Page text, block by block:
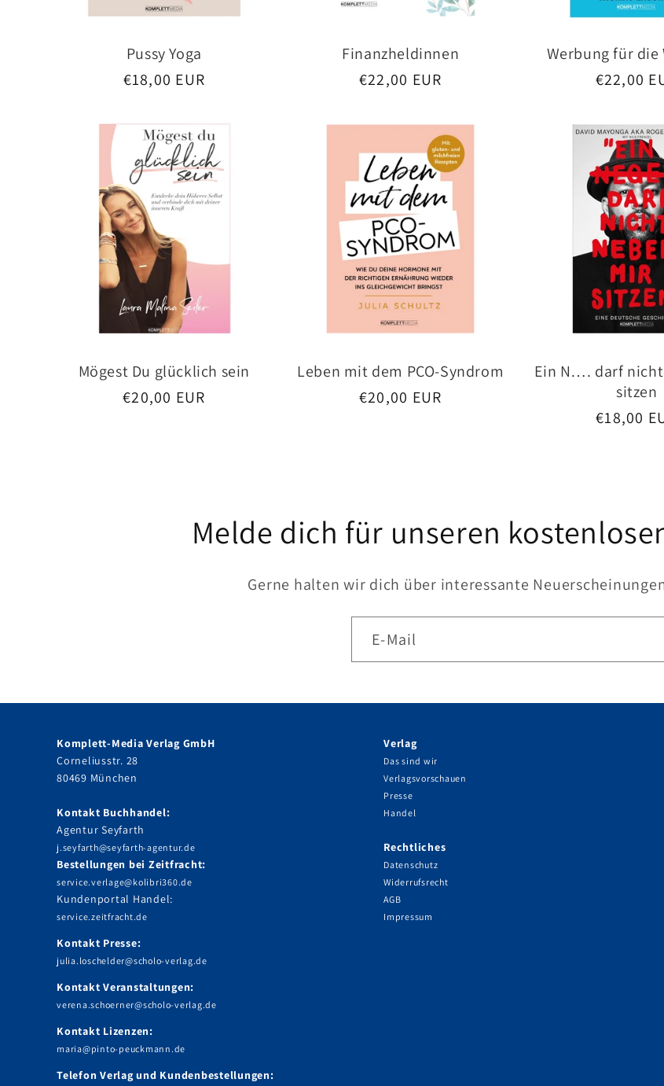
Pussy Yoga
Normaler
€18,00 EUR
Finanzheldinnen
Normaler
€22,00 EUR
Werbung für die
€22,00
Mögest Du glücklich sein
Normaler
€20,00 EUR
Leben mit dem PCO-Syndrom
Normaler
€20,00 EUR
Ein N…. darf
sitzen
€18,00
Melde dich für unseren
Gerne halten wir dich über interessante
E-Mail
Komplett-Media Verlag GmbH
Corneliusstr. 28
80469 München
Kontakt Buchhandel:
Agentur Seyfarth
j.seyfarth@seyfarth-agentur.de
Bestellungen bei Zeitfracht:
service.verlage@kolibri360.de
Kundenportal Handel:
service.zeitfracht.de
Kontakt Presse:
julia.loschelder@scholo-verlag.de
Kontakt Veranstaltungen:
verena.schoerner@scholo-verlag.de
Kontakt Lizenzen:
maria@pinto-peuckmann.de
Telefon Verlag und Kundenbestellungen:
Verlag
Das sind wir
Verlagsvorschauen
Presse
Handel
Rechtliches
Datenschutz
Widerrufsrecht
AGB
Impressum